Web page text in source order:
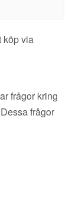
köp via
frågor kring
frågor